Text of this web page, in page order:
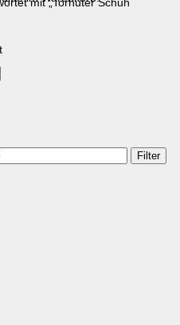
mit „Torhüter Schuh
Filter